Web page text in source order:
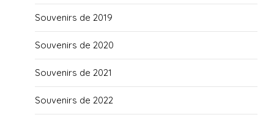
Souvenirs de 2019
Souvenirs de 2020
Souvenirs de 2021
Souvenirs de 2022